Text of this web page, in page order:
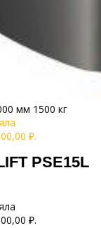
мм 1500 кг
₽.
PSE15L
₽.